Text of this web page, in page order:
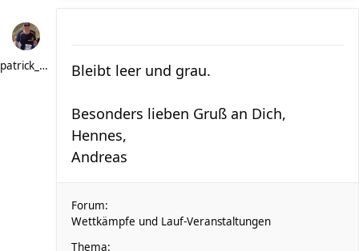
patrick_schere Bleibt leer und grau.
Besonders lieben Gruß an Dich,
Hennes,
Andreas
Forum:
Wettkämpfe und Lauf-Veranstaltungen
Thema: